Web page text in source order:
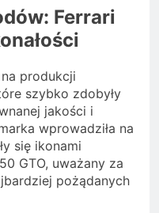
Ferrari
produkcji
szybko zdobyły
jakości i
wprowadziła na
się ikonami
GTO, uważany za
pożądanych